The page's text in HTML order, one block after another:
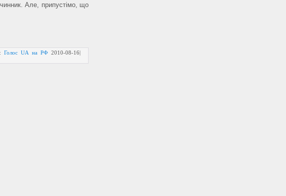
Але, припустімо, що
Голос UA на РФ 2010-08-16|